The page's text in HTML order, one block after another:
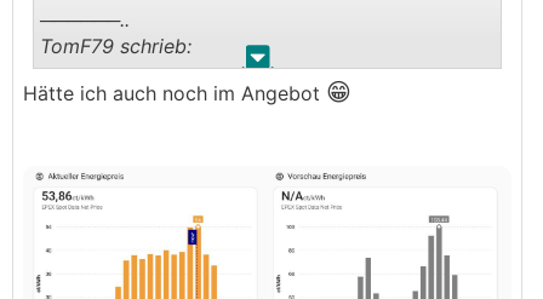
. .
──────..
TomF79 schrieb:
──────..
Ich finde die Darstellung von Awattar schöner (im
Sinne von lesbar)
───────────────
Gebe ich dir recht, gefällt mir auch besser,
Hätte ich auch noch im Angebot 😁